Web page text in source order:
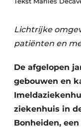
Vacatures
Video’s
Aanmelden
Bedrijven
Bedrijven
Contact
Akoestiek
Beton &
Brandveiligheid
BIM
Evenementen
Lichtrijke
patiënten en
De afgelopen
gebouwen en
ziekenhuis in
Bonheiden,